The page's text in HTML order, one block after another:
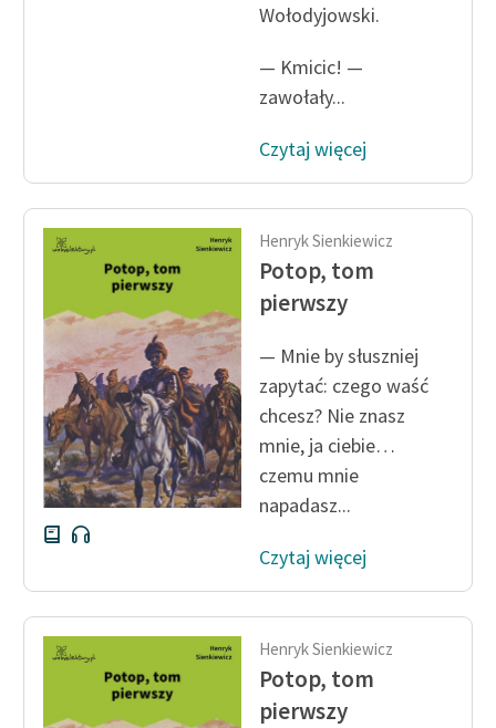
Wołodyjowski.
— Kmicic! —
zawołały...
Czytaj więcej
Henryk Sienkiewicz
Potop, tom
pierwszy
— Mnie by słuszniej
zapytać: czego waść
chcesz? Nie znasz
mnie, ja ciebie…
czemu mnie
napadasz...
Czytaj więcej
Henryk Sienkiewicz
Potop, tom
pierwszy